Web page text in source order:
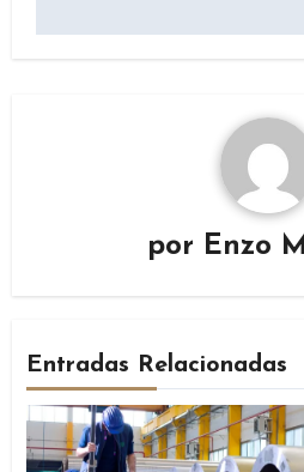
por Enzo
Entradas Relacionadas